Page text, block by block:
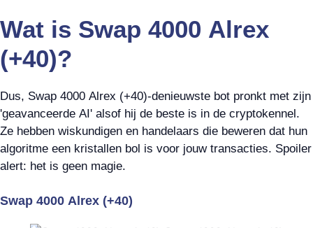
Wat is Swap 4000 Alrex
(+40)?
Dus, Swap 4000 Alrex (+40)-denieuwste bot pronkt met zijn
'geavanceerde AI' alsof hij de beste is in de cryptokennel.
Ze hebben wiskundigen en handelaars die beweren dat hun
algoritme een kristallen bol is voor jouw transacties. Spoiler
alert: het is geen magie.
Swap 4000 Alrex (+40)